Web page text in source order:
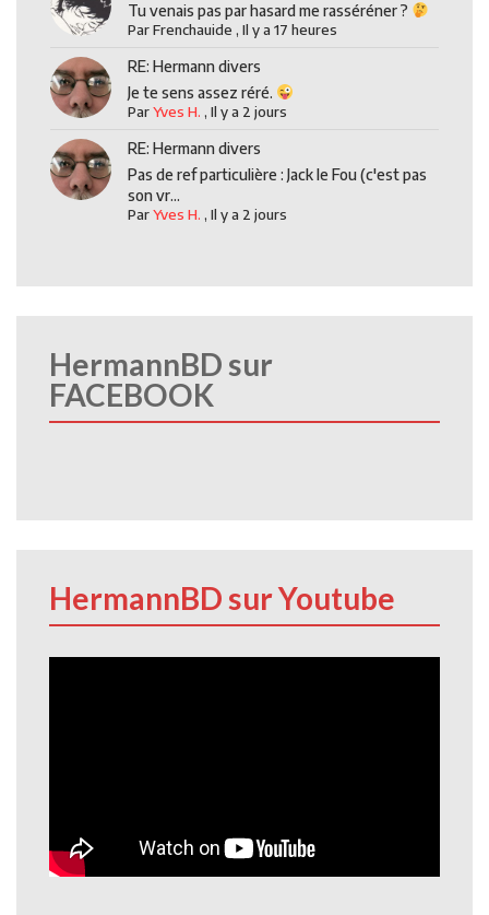
Tu venais pas par hasard me rasséréner ?
ParFrenchauide ,Il y a 17 heures
RE: Hermann divers
Je te sens assez réré.
ParYves H. ,Il y a 2 jours
RE: Hermann divers
Pas de ref particulière : Jack le Fou (c'est pas
son vr...
ParYves H. ,Il y a 2 jours
HermannBD sur
FACEBOOK
HermannBD sur Youtube